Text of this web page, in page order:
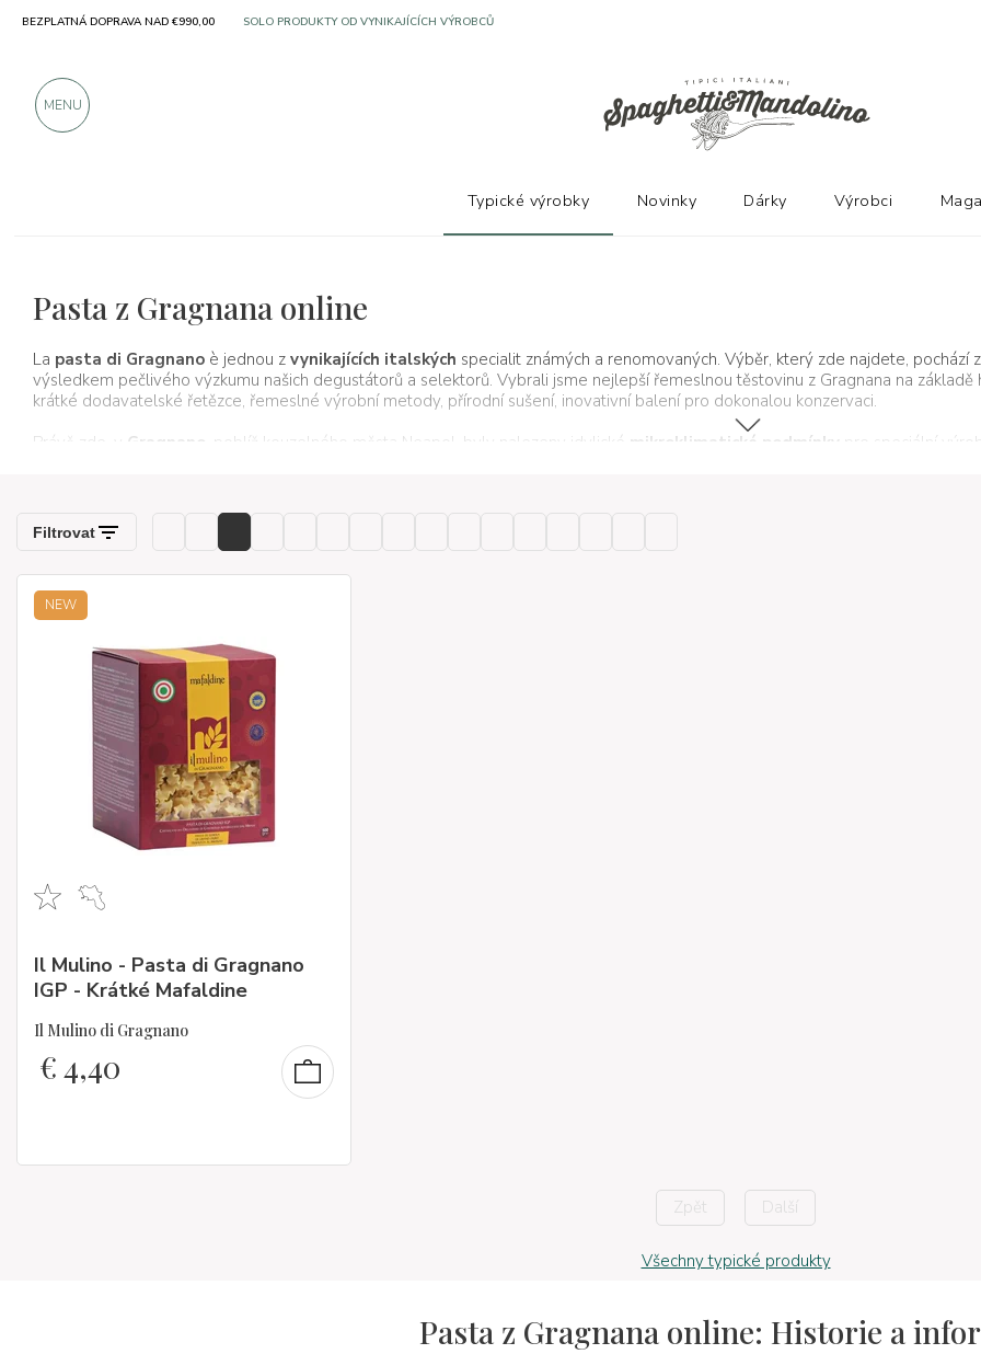
Pasta z Gragnana online
La pasta di Gragnano è jednou z vynikajících italských specialit známých a renomovaných. Výběr, který zde najdete, pochází z
výsledkem pečlivého výzkumu našich degustátorů a selektorů. Vybrali jsme nejlepší řemeslnou těstovinu z Gragnana na
krátké dodavatelské řetězce, řemeslné výrobní metody, přírodní sušení, inovativní balení pro dokonalou konzervaci.
Právě zde, v Gragnano , poblíž kouzelného města Neapol, byly nalezeny idylické mikroklimatické podmínky
pro speciální
NEW
Il Mulino - Pasta di Gragnano
IGP - Krátké Mafaldine
Il Mulino di Gragnano
€4,40
Zpět Další
Všechny typické produkty
Pasta z Gragnana online: Historie a
BEZPLATNÁ DOPRAVA NAD €990,00 SOLO PRODUKTY OD VYNIKAJÍCÍCH VÝROBCŮ
MENU
Typické výrobky Novinky Dárky Výrobci